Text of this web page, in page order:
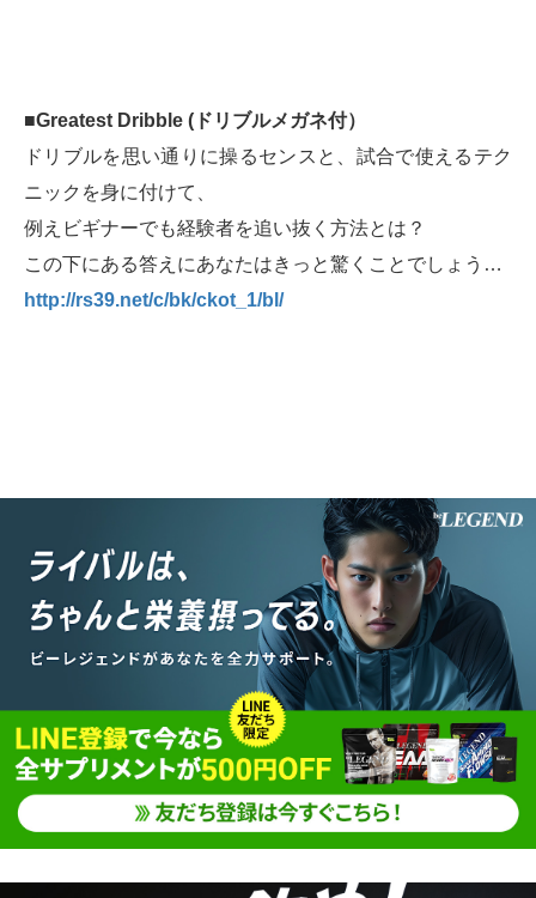
■Greatest Dribble (ドリブルメガネ付）
ドリブルを思い通りに操るセンスと、試合で使えるテク
ニックを身に付けて、
例えビギナーでも経験者を追い抜く方法とは？
この下にある答えにあなたはきっと驚くことでしょう…
http://rs39.net/c/bk/ckot_1/bl/